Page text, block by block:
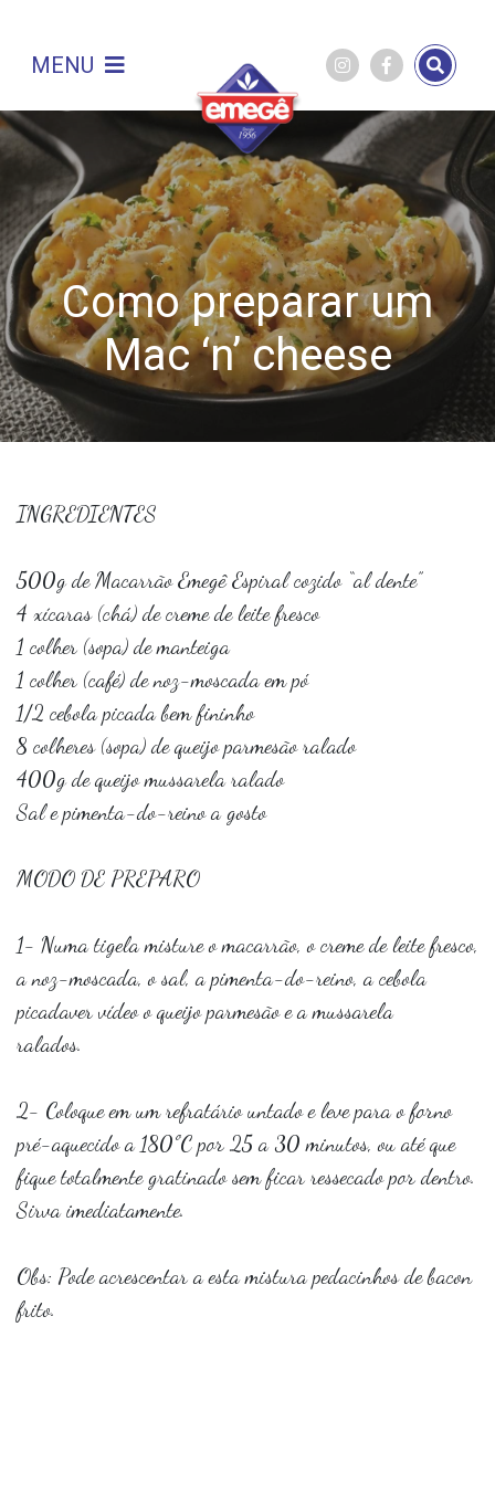
MENU
Como preparar um
Mac ‘n’ cheese
INGREDIENTES⠀
500g de Macarrão Emegê Espiral cozido “al dente”⠀
4 xícaras (chá) de creme de leite fresco⠀
1 colher (sopa) de manteiga⠀
1 colher (café) de noz-moscada em pó⠀
1/2 cebola picada bem fininho⠀
8 colheres (sopa) de queijo parmesão ralado⠀
400g de queijo mussarela ralado⠀
Sal e pimenta-do-reino a gosto⠀
MODO DE PREPARO⠀
1- Numa tigela misture o macarrão, o creme de leite fresco,
a noz-moscada, o sal, a pimenta-do-reino, a cebola
picadaver vídeo o queijo parmesão e a mussarela
ralados.⠀
2- Coloque em um refratário untado e leve para o forno
pré-aquecido a 180ºC por 25 a 30 minutos, ou até que
fique totalmente gratinado sem ficar ressecado por dentro.
Sirva imediatamente.⠀
Obs: Pode acrescentar a esta mistura pedacinhos de bacon
frito.